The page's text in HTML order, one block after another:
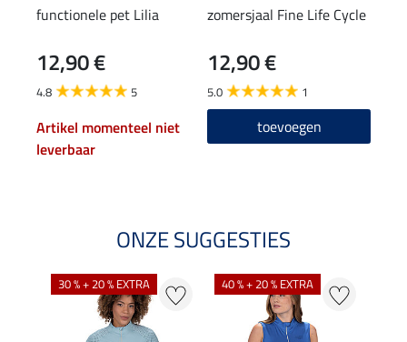
functionele pet Lilia
12,90 €
4.8 5
Artikel momenteel niet
leverbaar
zomersjaal Fine Life Cycle
12,90 €
5.0 1
toevoegen
ONZE SUGGESTIES
30 % + 20 % EXTRA 40 % + 20 % EXTRA